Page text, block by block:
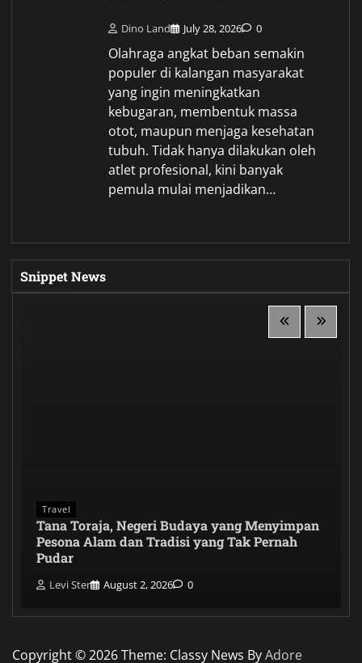
Dino Land July 28, 2026 0
Olahraga angkat beban semakin
populer di kalangan masyarakat
yang ingin meningkatkan
kebugaran, membentuk massa
otot, maupun menjaga kesehatan
tubuh. Tidak hanya dilakukan oleh
atlet profesional, kini banyak
pemula mulai menjadikan…
Snippet News
Travel
Tana Toraja, Negeri Budaya yang Menyimpan
Pesona Alam dan Tradisi yang Tak Pernah
Pudar
Levi Ster August 2, 2026 0
Copyright © 2026Theme: Classy News ByAdore